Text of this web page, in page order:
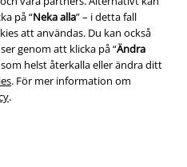
på “Neka alla” – i detta fall
att användas. Du kan också
genom att klicka på “Ändra
helst återkalla eller ändra ditt
. För mer information om
.